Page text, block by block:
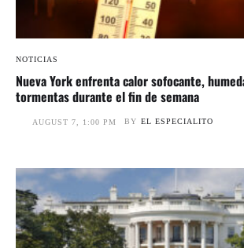
NOTICIAS
Nueva York enfrenta calor sofocante,
tormentas durante el fin de semana
AUGUST 7, 1:00 PM BY EL ESPECIALITO